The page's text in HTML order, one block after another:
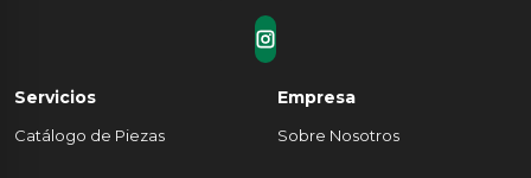
Servicios
Catálogo de Piezas
Empresa
Sobre Nosotros